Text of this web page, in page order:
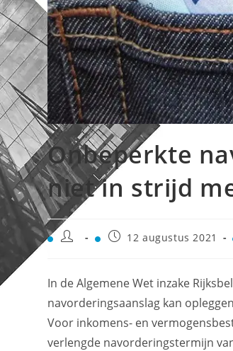
Onbeperkte
niet in strijd
12 augustus 2021
In de Algemene Wet inzake
navorderingsaanslag kan
Voor inkomens- en
verlengde navorderingstermijn